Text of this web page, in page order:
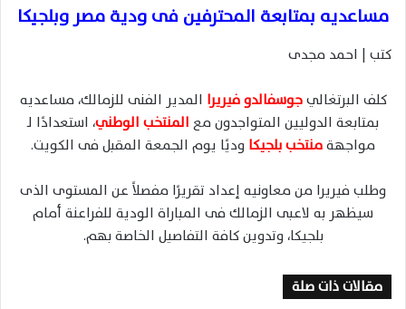
مساعديه بمتابعة المحترفين فى ودية مصر وبلجيكا
كتب | احمد مجدى
كلف البرتغاليجوسفالدو فيريرا المدير الفنى للزمالك، مساعديه
بمتابعة الدوليين المتواجدون مع المنتخب الوطني، استعدادًا لـ
مواجهةمنتخب بلجيكا وديًا يوم الجمعة المقبل فى الكويت.
وطلب فيريرا من معاونيه إعداد تقريرًا مفصلاً عن المستوى الذى
سيظهر به لاعبى الزمالك فى المباراة الودية للفراعنة أمام
بلجيكا، وتدوين كافة التفاصيل الخاصة بهم.
مقالات ذات صلة